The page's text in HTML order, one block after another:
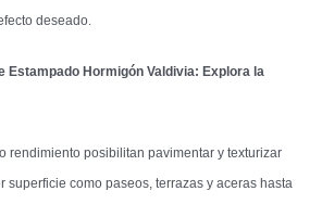
deseado.
Estampado Hormigón Valdivia: Explora la
rendimiento posibilitan pavimentar y texturizar
superficie como paseos, terrazas y aceras hasta